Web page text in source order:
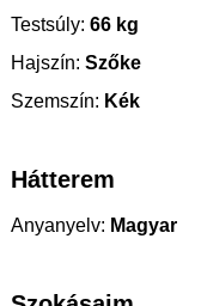
Testsúly: 66 kg
Hajszín: Szőke
Szemszín: Kék
Hátterem
Anyanyelv: Magyar